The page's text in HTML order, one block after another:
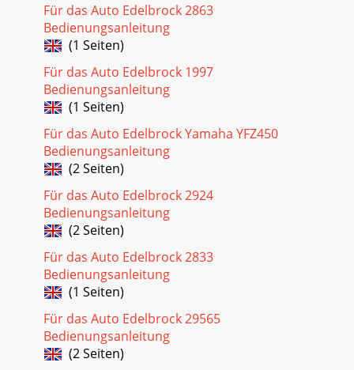
Für das Auto Edelbrock 2863
Bedienungsanleitung
(1 Seiten)
Für das Auto Edelbrock 1997
Bedienungsanleitung
(1 Seiten)
Für das Auto Edelbrock Yamaha YFZ450
Bedienungsanleitung
(2 Seiten)
Für das Auto Edelbrock 2924
Bedienungsanleitung
(2 Seiten)
Für das Auto Edelbrock 2833
Bedienungsanleitung
(1 Seiten)
Für das Auto Edelbrock 29565
Bedienungsanleitung
(2 Seiten)